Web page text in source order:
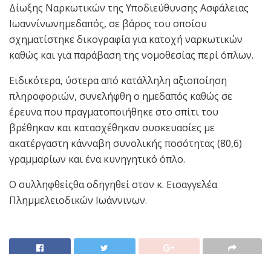
Δίωξης Ναρκωτικών της Υποδιεύθυνσης Ασφάλειας
Ιωαννίνωνημεδαπός, σε βάρος του οποίου
σχηματίστηκε δικογραφία για κατοχή ναρκωτικών
καθώς και για παράβαση της νομοθεσίας περί όπλων.
Ειδικότερα, ύστερα από κατάλληλη αξιοποίηση
πληροφοριών, συνελήφθη ο ημεδαπός καθώς σε
έρευνα που πραγματοποιήθηκε στο σπίτι του
βρέθηκαν και κατασχέθηκαν συσκευασίες με
ακατέργαστη κάνναβη συνολικής ποσότητας (80,6)
γραμμαρίων και ένα κυνηγητικό όπλο.
Ο συλληφθείςθα οδηγηθεί στον κ. Εισαγγελέα
Πλημμελειοδικών Ιωάννινων.